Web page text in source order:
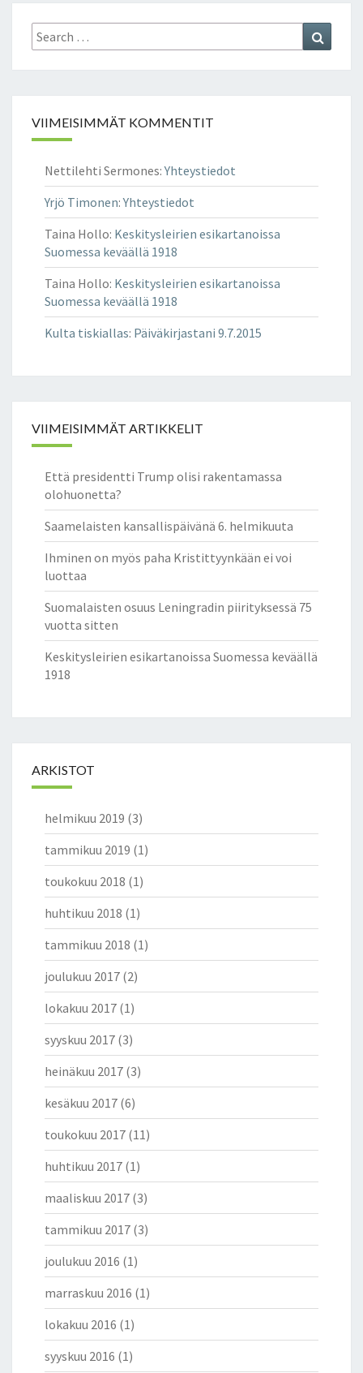
Search
for:
VIIMEISIMMÄT KOMMENTIT
Nettilehti Sermones:Yhteystiedot
Yrjö Timonen:Yhteystiedot
Taina Hollo: Keskitysleirien esikartanoissa
Suomessa keväällä 1918
Taina Hollo: Keskitysleirien esikartanoissa
Suomessa keväällä 1918
Kulta tiskiallas: Päiväkirjastani 9.7.2015
VIIMEISIMMÄT ARTIKKELIT
Että presidentti Trump olisi rakentamassa
olohuonetta?
Saamelaisten kansallispäivänä 6. helmikuuta
Ihminen on myös paha Kristittyynkään ei voi
luottaa
Suomalaisten osuus Leningradin piirityksessä 75
vuotta sitten
Keskitysleirien esikartanoissa Suomessa keväällä
1918
ARKISTOT
helmikuu 2019 (3)
tammikuu 2019 (1)
toukokuu 2018 (1)
huhtikuu 2018 (1)
tammikuu 2018 (1)
joulukuu 2017 (2)
lokakuu 2017 (1)
syyskuu 2017 (3)
heinäkuu 2017 (3)
kesäkuu 2017 (6)
toukokuu 2017 (11)
huhtikuu 2017 (1)
maaliskuu 2017 (3)
tammikuu 2017 (3)
joulukuu 2016 (1)
marraskuu 2016 (1)
lokakuu 2016 (1)
syyskuu 2016 (1)